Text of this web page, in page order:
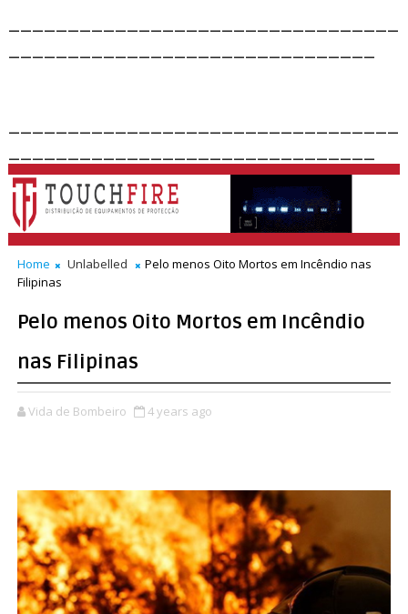
Home Unlabelled
Pelo menos Oito Mortos em Incêndio nas
Filipinas
Pelo menos Oito Mortos em Incêndio
nas Filipinas
Vida de Bombeiro 4 years ago